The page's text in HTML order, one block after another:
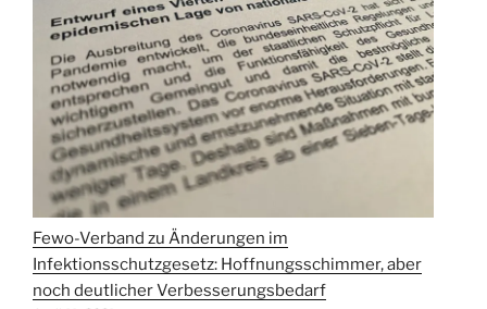
Ostseetickets“
Fewo-Verband zu Änderungen im
Infektionsschutzgesetz: Hoffnungsschimmer, aber
noch deutlicher Verbesserungsbedarf